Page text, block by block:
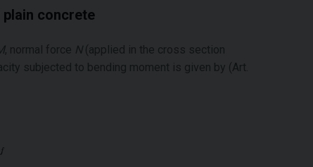
concrete
, normal force N(applied in the cross section
subjected to bending moment is given by (Art.